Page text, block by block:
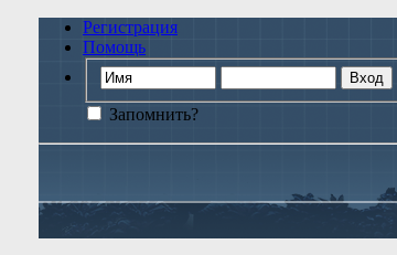
Регистрация
Помощь
Запомнить?